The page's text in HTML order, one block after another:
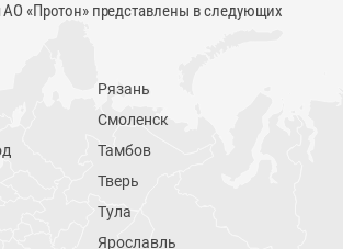
АО «Протон» представлены в следующих
Рязань
Смоленск
Тамбов
Тверь
Тула
Ярославль